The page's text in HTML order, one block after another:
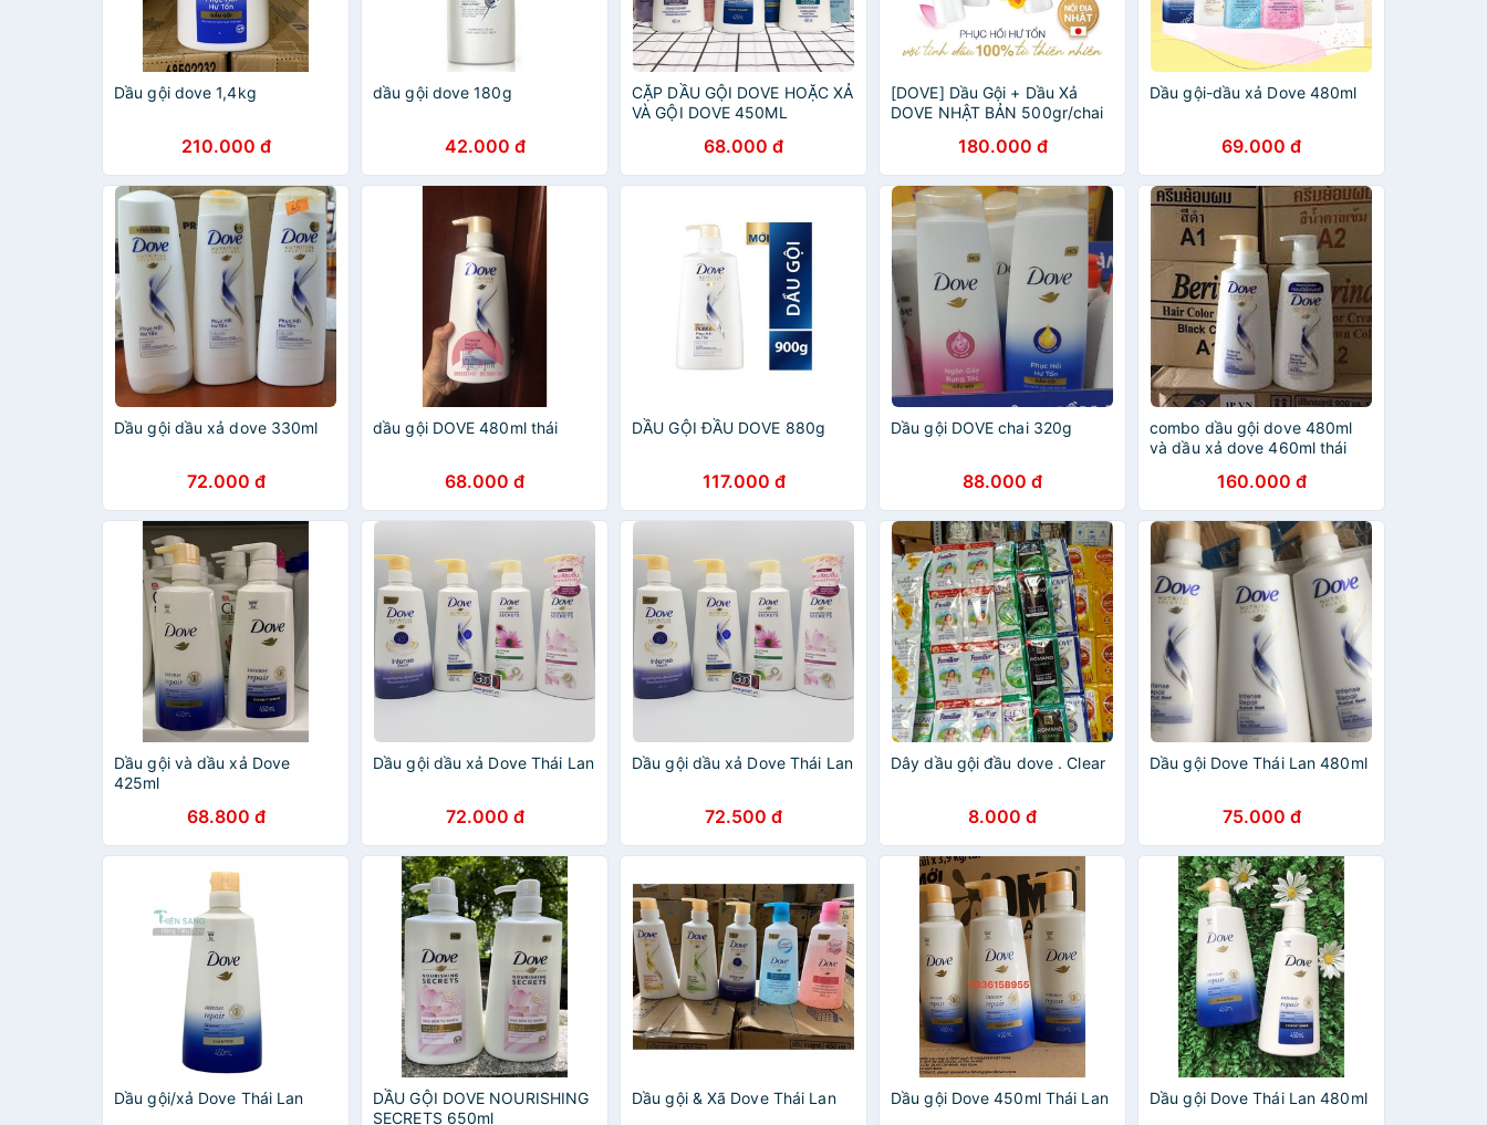
Dầu gội dove 1,4kg
210.000 đ
dầu gội dove 180g
42.000 đ
CẶP DẦU GỘI DOVE HOẶC XẢ
VÀ GỘI DOVE 450ML
68.000 đ
[DOVE] Dầu Gội + Dầu Xả
DOVE NHẬT BẢN 500gr/chai
180.000 đ
Dầu gội-dầu xả Dove 480ml
69.000 đ
Dầu gội dầu xả dove 330ml
72.000 đ
dầu gội DOVE 480ml thái
68.000 đ
DẦU GỘI ĐẦU DOVE 880g
117.000 đ
Dầu gội DOVE chai 320g
88.000 đ
combo dầu gội dove 480ml
và dầu xả dove 460ml thái
160.000 đ
Dầu gội và dầu xả Dove
425ml
68.800 đ
Dầu gội dầu xả Dove Thái Lan
72.000 đ
Dầu gội dầu xả Dove Thái Lan
72.500 đ
Dây dầu gội đầu dove . Clear
8.000 đ
Dầu gội Dove Thái Lan 480ml
75.000 đ
Dầu gội/xả Dove Thái Lan
DẦU GỘI DOVE NOURISHING
SECRETS 650ml
Dầu gội & Xã Dove Thái Lan Dầu gội Dove 450ml Thái Lan Dầu gội Dove Thái Lan 480ml